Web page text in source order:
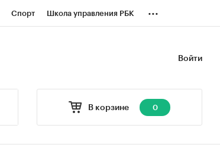
Спорт Школа управления РБК ...
Войти
В корзине 0